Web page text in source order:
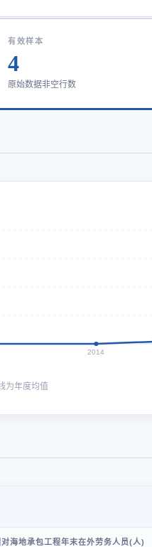
有效样本
4
原始数据非空行数
2014
为年度均值
对海地承包工程年末在外劳务人员(人)